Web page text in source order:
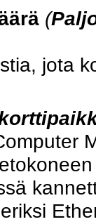
(
jota